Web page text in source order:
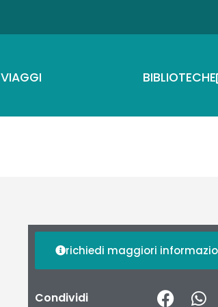
VIAGGI BIBLIOTECHE
richiedi maggiori
Condividi